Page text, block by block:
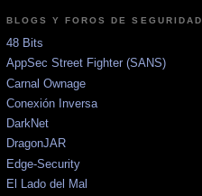
BLOGS Y FOROS DE SEGURIDAD
48 Bits
AppSec Street Fighter (SANS)
Carnal Ownage
Conexión Inversa
DarkNet
DragonJAR
Edge-Security
El Lado del Mal